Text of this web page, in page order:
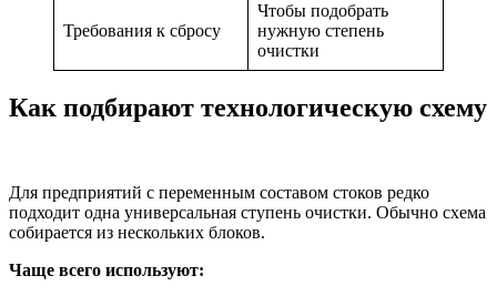
Требования к сбросу
Чтобы подобрать
нужную степень
очистки
Как подбирают технологическую схему
Для предприятий с переменным составом стоков редко
подходит одна универсальная ступень очистки. Обычно схема
собирается из нескольких блоков.
Чаще всего используют: